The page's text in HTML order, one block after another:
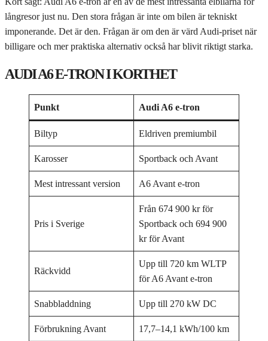
långresor just nu. Den stora frågan är inte om bilen är tekniskt
imponerande. Det är den. Frågan är om den är värd Audi-priset när
billigare och mer praktiska alternativ också har blivit riktigt starka.
AUDI A6 E-TRON I KORTHET
Punkt Audi A6 e-tron
Biltyp Eldriven premiumbil
Karosser Sportback och Avant
Mest intressant version A6 Avant e-tron
Pris i Sverige
Från 674 900 kr för
Sportback och 694 900
kr för Avant
Räckvidd
Upp till 720 km WLTP
för A6 Avant e-tron
Snabbladdning Upp till 270 kW DC
Förbrukning Avant 17,7–14,1 kWh/100 km